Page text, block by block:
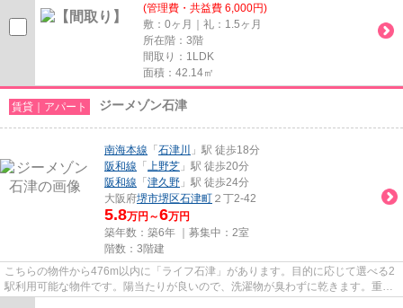
(管理費・共益費 6,000円)
敷：0ヶ月｜礼：1.5ヶ月
所在階：3階
間取り：1LDK
面積：42.14㎡
賃貸｜アパート ジーメゾン石津
南海本線 「 石津川
」駅 徒歩18分
阪和線 「 上野芝 」駅 徒歩20分
阪和線 「 津久野 」駅 徒歩24分
大阪府堺市堺区石津町 ２丁2-42
5.8万円～6万円
築年数：築6年 ｜募集中： 2室
階数：3階建
こちらの物件から476m以内に「ライフ石津」があります。目的に応じて選べる2
駅利用可能な物件です。陽当たりが良いので、洗濯物が臭わずに乾きます。重た